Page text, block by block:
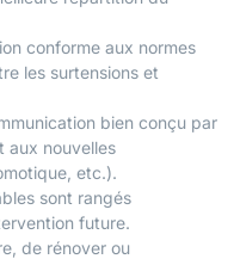
conforme aux normes
les surtensions et
bien conçu par
aux nouvelles
etc.).
sont rangés
future.
de rénover ou